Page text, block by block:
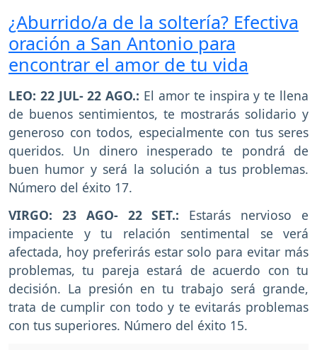
¿Aburrido/a de la soltería? Efectiva
oración a San Antonio para
encontrar el amor de tu vida
LEO: 22 JUL- 22 AGO.: El amor te inspira y te llena
de buenos sentimientos, te mostrarás solidario y
generoso con todos, especialmente con tus seres
queridos. Un dinero inesperado te pondrá de
buen humor y será la solución a tus problemas.
Número del éxito 17.
VIRGO: 23 AGO- 22 SET.: Estarás nervioso e
impaciente y tu relación sentimental se verá
afectada, hoy preferirás estar solo para evitar más
problemas, tu pareja estará de acuerdo con tu
decisión. La presión en tu trabajo será grande,
trata de cumplir con todo y te evitarás problemas
con tus superiores. Número del éxito 15.